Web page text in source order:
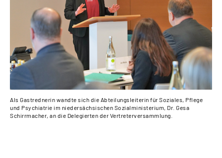
Als Gastrednerin wandte sich die Abteilungsleiterin für Soziales, Pflege
und Psychiatrie im niedersächsischen Sozialministerium, Dr. Gesa
Schirrmacher, an die Delegierten der Vertreterversammlung.